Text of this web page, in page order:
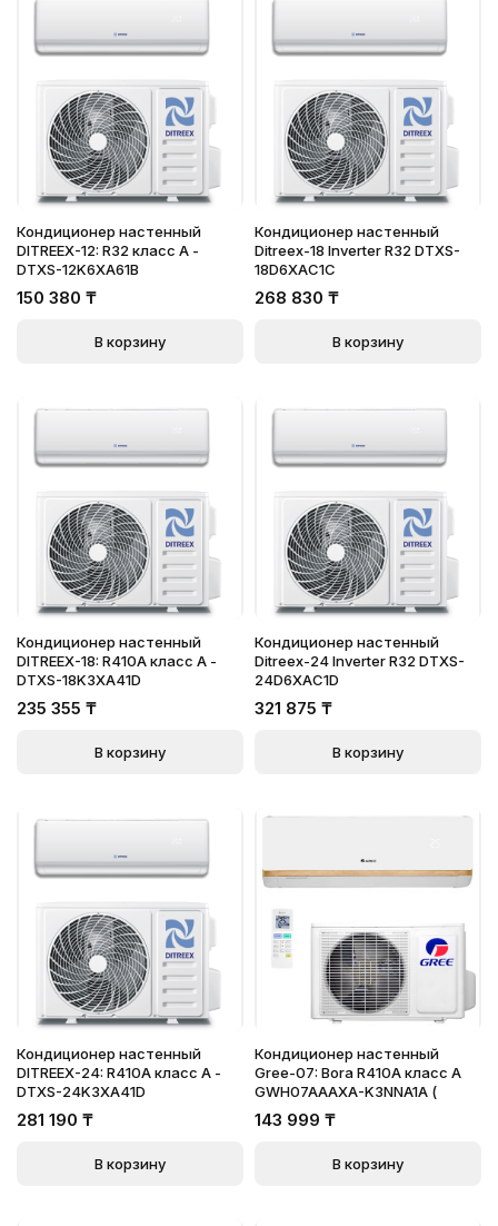
Кондиционер настенный
DITREEX-12: R32 класс А -
DTXS-12K6XA61B
150 380 ₸
В корзину
Кондиционер настенный
Ditreex-18 Inverter R32 DTXS-
18D6XAC1C
268 830 ₸
В корзину
Кондиционер настенный
DITREEX-18: R410A класс А -
DTXS-18K3XA41D
235 355 ₸
В корзину
Кондиционер настенный
Ditreex-24 Inverter R32 DTXS-
24D6XAC1D
321 875 ₸
В корзину
Кондиционер настенный
DITREEX-24: R410A класс А -
DTXS-24K3XA41D
281 190 ₸
В корзину
Кондиционер настенный
Gree-07: Bora R410A класс A
GWH07AAAXA-K3NNA1A (
143 999 ₸
В корзину